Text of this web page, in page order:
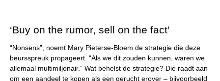
‘Buy on the rumor, sell on the fact’
“Nonsens”, noemt Mary Pieterse-Bloem de strategie die deze
beursspreuk propageert. “Als we dit zouden kunnen, waren we
allemaal multimiljonair.” Wat behelst de strategie? Die raadt aan
om een aandeel te kopen als een gerucht erover – bijvoorbeeld